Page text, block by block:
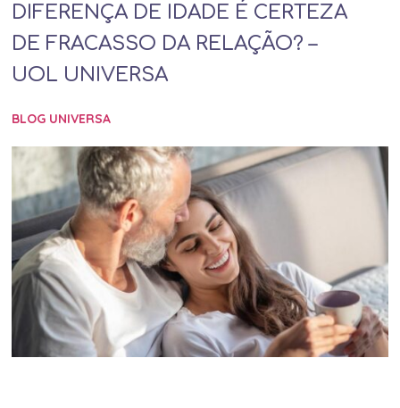
DIFERENÇA DE IDADE É CERTEZA
DE FRACASSO DA RELAÇÃO? –
UOL UNIVERSA
BLOG UNIVERSA